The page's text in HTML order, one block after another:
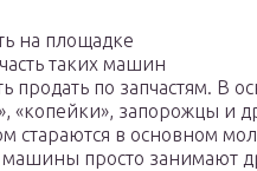
на площадке
таких машин
продать по запчастям. В
«копейки», запорожцы и
стараются в основном
машины просто занимают